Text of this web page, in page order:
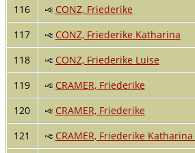
116
CONZ, Friederike
117
CONZ, Friederike Katharina
118
CONZ, Friederike Luise
119
CRAMER, Friederike
120
CRAMER, Friederike
121
CRAMER, Friederike